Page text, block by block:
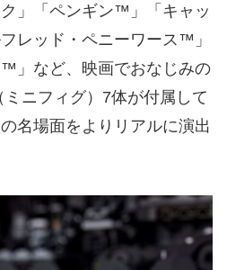
ク」「ペンギン™」「キャッ
レッド・ペニーワース™」
™」など、映画でおなじみの
ニフィグ）7体が付属して
名場面をよりリアルに演出